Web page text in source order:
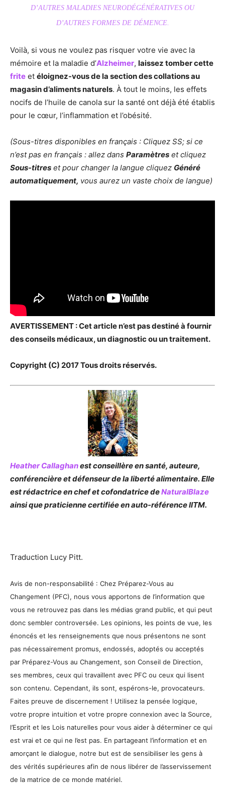
D’AUTRES MALADIES NEURODÉGÉNÉRATIVES OU
D’AUTRES FORMES DE DÉMENCE.
Voilà, si vous ne voulez pas risquer votre vie avec la
mémoire et la maladie d’Alzheimer, laissez tomber cette
frite et éloignez-vous de la section des collations au
magasin d’aliments naturels. À tout le moins, les effets
nocifs de l’huile de canola sur la santé ont déjà été établis
pour le cœur, l’inflammation et l’obésité.
(Sous-titres disponibles en français : Cliquez SS; si ce
n’est pas en français : allez dans Paramètres et cliquez
Sous-titres et pour changer la langue cliquez Généré
automatiquement, vous aurez un vaste choix de langue)
AVERTISSEMENT : Cet article n’est pas destiné à fournir
des conseils médicaux, un diagnostic ou un traitement.
Copyright (C) 2017 Tous droits réservés.
Heather Callaghanest conseillère en santé, auteure,
conférencière et défenseur de la liberté alimentaire. Elle
est rédactrice en chef et cofondatrice deNaturalBlaze
ainsi que praticienne certifiée en auto-référence IITM.
Traduction Lucy Pitt.
Avis de non-responsabilité : Chez Préparez-Vous au
Changement (PFC), nous vous apportons de l’information que
vous ne retrouvez pas dans les médias grand public, et qui peut
donc sembler controversée. Les opinions, les points de vue, les
énoncés et les renseignements que nous présentons ne sont
pas nécessairement promus, endossés, adoptés ou acceptés
par Préparez-Vous au Changement, son Conseil de Direction,
ses membres, ceux qui travaillent avec PFC ou ceux qui lisent
son contenu. Cependant, ils sont, espérons-le, provocateurs.
Faites preuve de discernement ! Utilisez la pensée logique,
votre propre intuition et votre propre connexion avec la Source,
l’Esprit et les Lois naturelles pour vous aider à déterminer ce qui
est vrai et ce qui ne l’est pas. En partageant l’information et en
amorçant le dialogue, notre but est de sensibiliser les gens à
des vérités supérieures afin de nous libérer de l’asservissement
de la matrice de ce monde matériel.